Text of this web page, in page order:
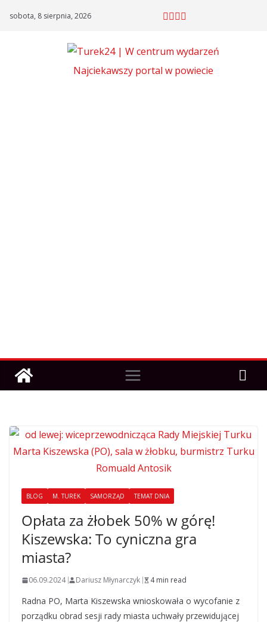
sobota, 8 sierpnia, 2026
Najciekawszy portal w powiecie
BLOG M. TUREK SAMORZĄD TEMAT DNIA
Opłata za żłobek 50% w górę!
Kiszewska: To cyniczna gra
miasta?
06.09.2024 Dariusz Młynarczyk 4 min read
Radna PO, Marta Kiszewska wnioskowała o wycofanie z
porządku obrad sesji rady miasta uchwały przewidującej